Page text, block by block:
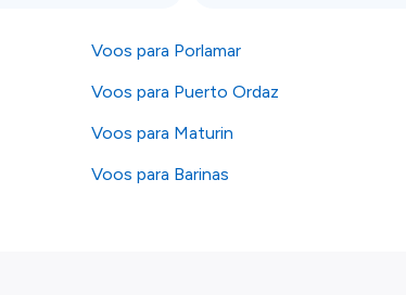
Voos para Porlamar
Voos para Puerto Ordaz
Voos para Maturin
Voos para Barinas